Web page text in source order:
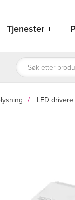
Tjenester
Products
search
LED drivere